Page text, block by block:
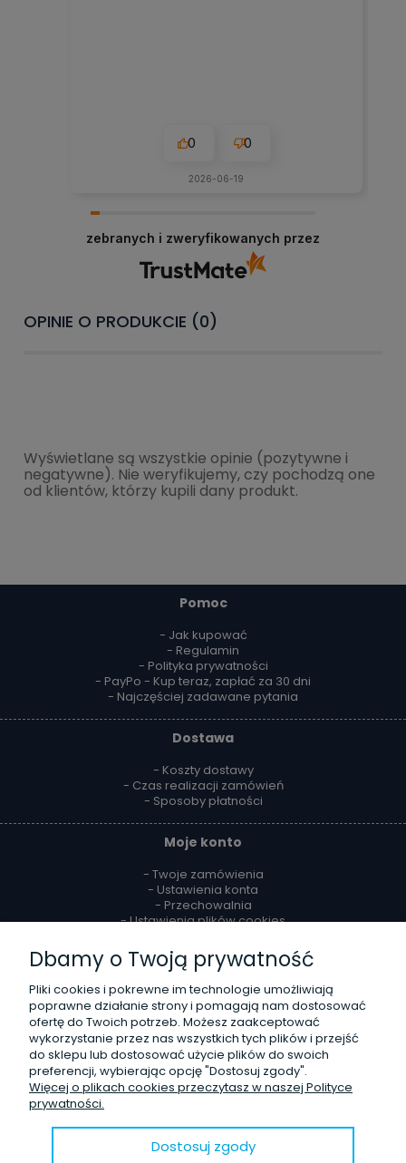
0 0
2026-06-19
zebranych i zweryfikowanych przez
OPINIE O PRODUKCIE (0)
Wyświetlane są wszystkie opinie (pozytywne i
negatywne). Nie weryfikujemy, czy pochodzą one
od klientów, którzy kupili dany produkt.
Pomoc
- Jak kupować
- Regulamin
- Polityka prywatności
- PayPo - Kup teraz, zapłać za 30 dni
- Najczęściej zadawane pytania
Dostawa
- Koszty dostawy
- Czas realizacji zamówień
- Sposoby płatności
Moje konto
- Twoje zamówienia
- Ustawienia konta
- Przechowalnia
- Ustawienia plików cookies
Reklamacje i zwroty
- Zwroty
- Odstąpienie od umowy
- Reklamacje
O firmie
- Kontakt
- Opinie Trustmate
- Blog
Dbamy o Twoją prywatność
Pliki cookies i pokrewne im technologie umożliwiają
poprawne działanie strony i pomagają nam dostosować
ofertę do Twoich potrzeb. Możesz zaakceptować
wykorzystanie przez nas wszystkich tych plików i przejść
do sklepu lub dostosować użycie plików do swoich
preferencji, wybierając opcję "Dostosuj zgody".
Więcej o plikach cookies przeczytasz w naszej Polityce
prywatności.
Dostosuj zgody